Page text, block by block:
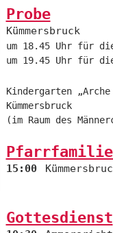
Probe
Kümmersbruck
um 18.45 Uhr für
um 19.45 Uhr für
Kindergarten
Kümmersbruck
(im Raum des
15:00
Gottesdienst